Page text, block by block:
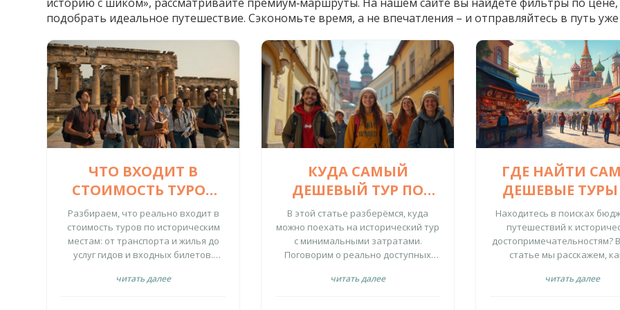
подобрать идеальное путешествие. Сэкономьте время, а не впечатления – и отправляйтесь в путь уже
ЧТО ВХОДИТ В
СТОИМОСТЬ ТУРОВ
ПО ИСТОРИЧЕСКИМ
МЕСТАМ: ПОЛНЫЙ
РАЗБОР
Разбираем, что реально входит в
стоимость туров по историческим
местам: от транспорта и жилья до
услуг гидов и входных билетов.
доплачивать, и как избежать
читать далее
КУДА САМЫЙ
ДЕШЕВЫЙ ТУР ПО
ИСТОРИЧЕСКИМ
МЕСТАМ?
В этой статье разберёмся, куда
можно поехать на исторический тур
с минимальными затратами.
Поговорим о реально доступных
экономии и на что обратить
читать далее
ГДЕ НАЙТИ
ДЕШЕВЫЕ
МЕСТА?
Находитесь в поисках
путешествий к
достопримечательностям?
статье мы расскажем,
выгодной находкой этой
читать далее